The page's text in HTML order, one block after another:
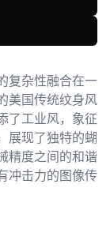
复杂性融合在一
美国传统纹身风
了工业风，象征
展现了独特的蝴
精度之间的和谐
冲击力的图像传